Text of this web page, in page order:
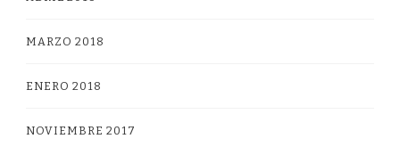
MARZO 2018
ENERO 2018
NOVIEMBRE 2017